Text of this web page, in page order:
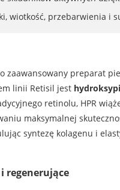
wiotkość, przebarwienia i
zaawansowany preparat
linii Retisil jest
retinolu, HPR
maksymalnej
syntezę kolagenu i
regenerujące